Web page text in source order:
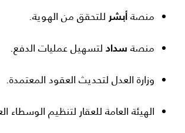
منصةأبشر للتحقق من الهوية.
منصة سداد لتسهيل عمليات الدفع.
وزارة العدل لتحديث العقود المعتمدة.
الهيئة العامة للعقار لتنظيم الوسطاء